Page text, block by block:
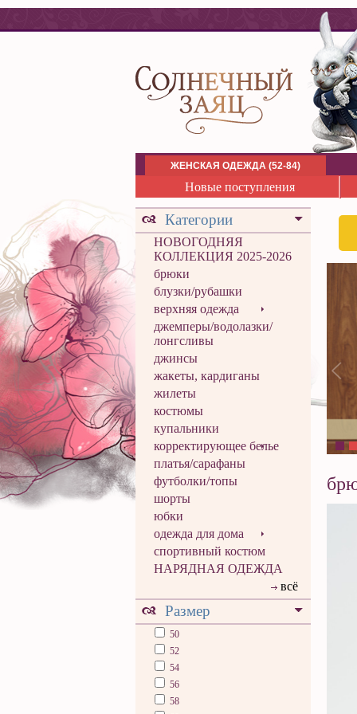
ЖЕНСКАЯ ОДЕЖДА (52-84)
Новые поступления
Категории
НОВОГОДНЯЯ
КОЛЛЕКЦИЯ 2025-2026
брюки
блузки/рубашки
верхняя одежда
джемперы/водолазки/
лонгсливы
джинсы
жакеты, кардиганы
жилеты
костюмы
купальники
корректирующее белье
платья/сарафаны
футболки/топы
шорты
юбки
одежда для дома
спортивный костюм
НАРЯДНАЯ ОДЕЖДА
всё
Размер
50
52
54
56
58